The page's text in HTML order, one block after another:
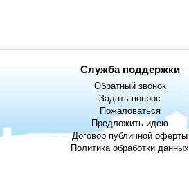
Служба поддержки
Обратный звонок
Задать вопрос
Пожаловаться
Предложить идею
Договор публичной оферты
Политика обработки данных